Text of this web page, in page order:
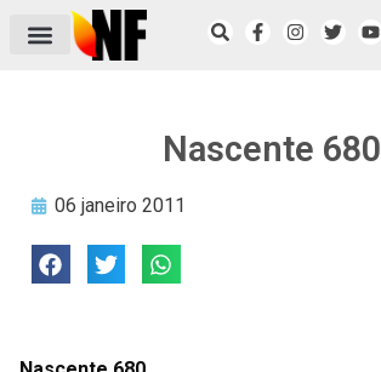
Nascente 680
06 janeiro 2011